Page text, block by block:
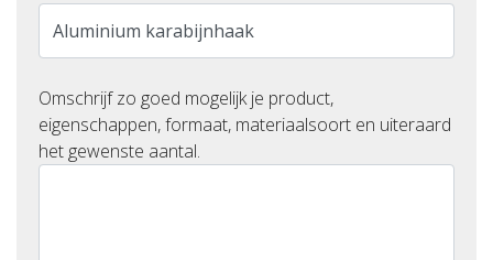
Omschrijf zo goed mogelijk je product,
eigenschappen, formaat, materiaalsoort en uiteraard
het gewenste aantal.